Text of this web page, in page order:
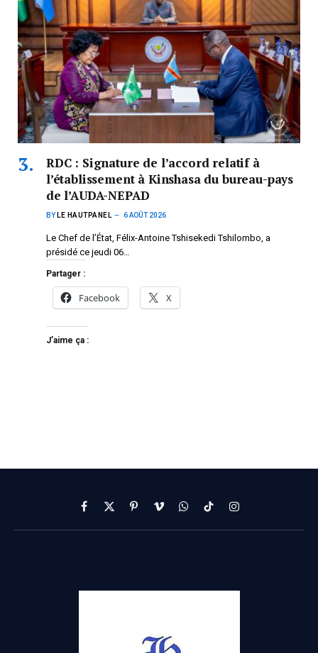
RDC : Signature de l’accord relatif à
l’établissement à Kinshasa du bureau-pays
de l’AUDA-NEPAD
BY LE HAUTPANEL 6 AOÛT 2026
Le Chef de l’État, Félix-Antoine Tshisekedi Tshilombo, a
présidé ce jeudi 06…
Partager :
Facebook X
J’aime ça :
Facebook
X
(Twitter)
PinterestVimeoWhatsApp
TikTokInstagram